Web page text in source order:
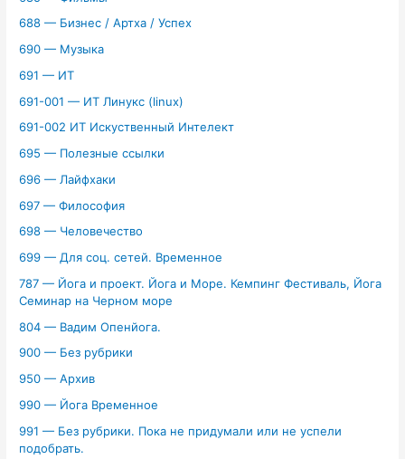
688 — Бизнес / Артха / Успех
690 — Музыка
691 — ИТ
691-001 — ИТ Линукс (linux)
691-002 ИТ Искуственный Интелект
695 — Полезные ссылки
696 — Лайфхаки
697 — Философия
698 — Человечество
699 — Для соц. сетей. Временное
787 — Йога и проект. Йога и Море. Кемпинг Фестиваль, Йога
Семинар на Черном море
804 — Вадим Опенйога.
900 — Без рубрики
950 — Архив
990 — Йога Временное
991 — Без рубрики. Пока не придумали или не успели
подобрать.